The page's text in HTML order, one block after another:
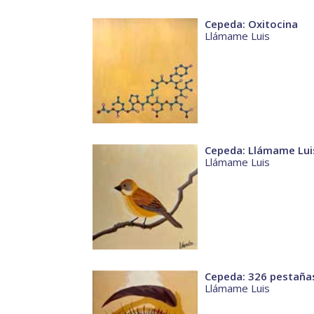
Cepeda: Oxitocina
Llámame Luis
Cepeda: Llámame
Llámame Luis
Cepeda: 326
Llámame Luis